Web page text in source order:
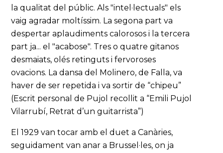
la qualitat del públic. Als "intel·lectuals" els
vaig agradar moltíssim. La segona part va
despertar aplaudiments calorosos i la tercera
part ja... el "acabose". Tres o quatre gitanos
desmaiats, olés retinguts i fervoroses
ovacions. La dansa del Molinero, de Falla, va
haver de ser repetida i va sortir de “chipeu”
(Escrit personal de Pujol recollit a “Emili Pujol
Vilarrubí, Retrat d’un guitarrista”)
El 1929 van tocar amb el duet a Canàries,
seguidament van anar a Brussel·les, on ja